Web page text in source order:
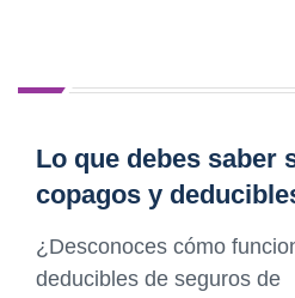
Lo que debes saber
copagos y
¿Desconoces cómo
deducibles de seguros de